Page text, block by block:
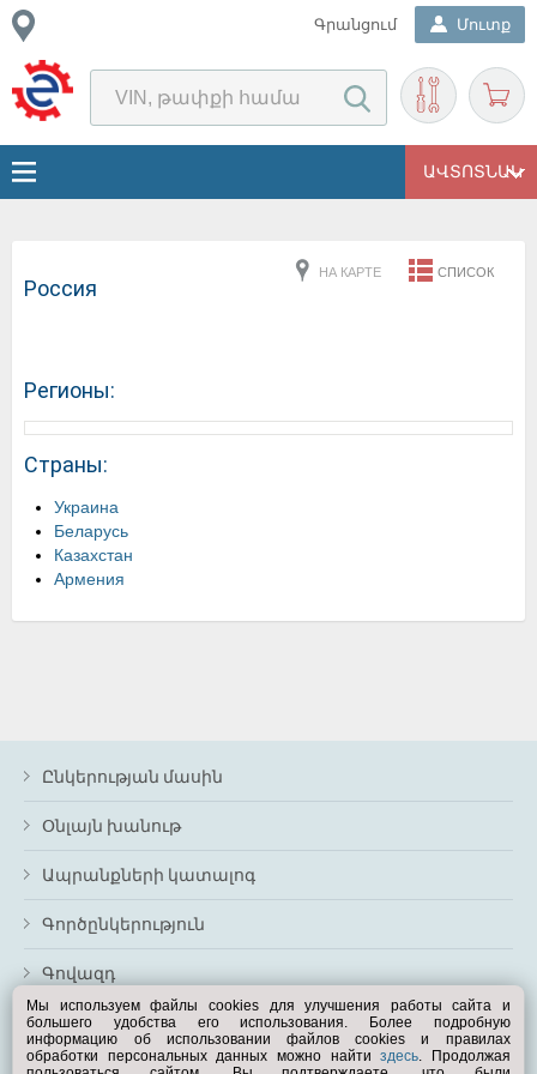
Գրանցում Մուտք
ԱՎՏՈՏՆԱԿ
Россия
НА КАРТЕ СПИСОК
Регионы:
Страны:
Украина
Беларусь
Казахстан
Армения
Ընկերության մասին
Օնլայն խանութ
Ապրանքների կատալոգ
Գործընկերություն
Գովազդ
Անցնել ամբողջական տարբերակին
Мы используем файлы cookies для улучшения работы сайта и
большего удобства его использования. Более подробную
информацию об использовании файлов cookies и правилах
обработки персональных данных можно найтиздесь. Продолжая